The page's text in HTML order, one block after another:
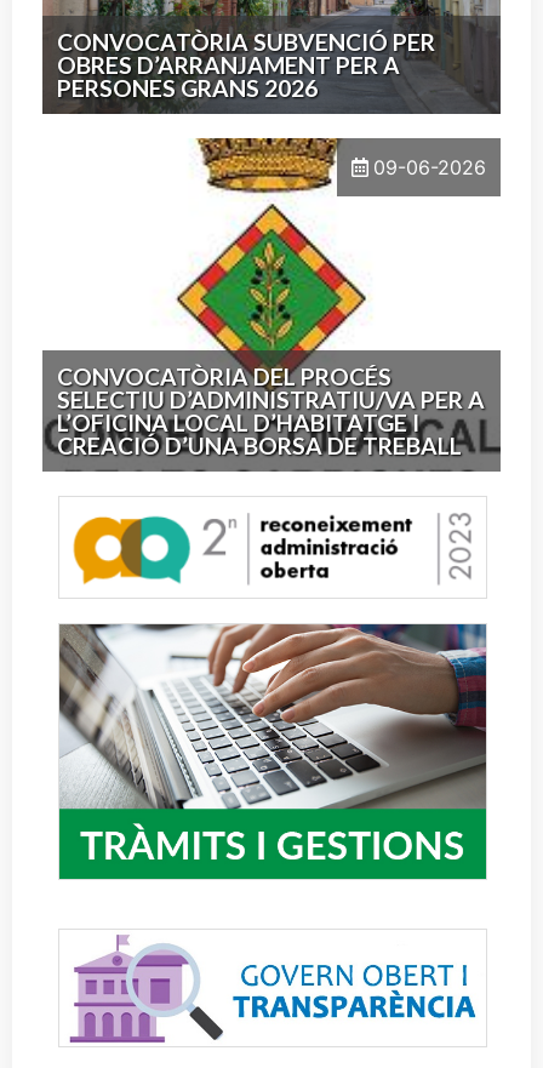
CONVOCATÒRIA SUBVENCIÓ PER
OBRES D’ARRANJAMENT PER A
PERSONES GRANS 2026
09-06-2026
CONVOCATÒRIA DEL PROCÉS
SELECTIU D’ADMINISTRATIU/VA PER A
L’OFICINA LOCAL D’HABITATGE I
CREACIÓ D’UNA BORSA DE TREBALL